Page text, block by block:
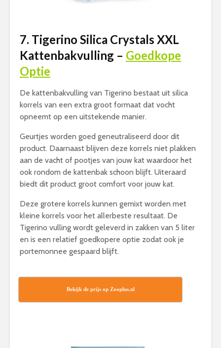
7. Tigerino Silica Crystals XXL
Kattenbakvulling – Goedkope
Optie
De kattenbakvulling van Tigerino bestaat uit silica
korrels van een extra groot formaat dat vocht
opneemt op een uitstekende manier.
Geurtjes worden goed geneutraliseerd door dit
product. Daarnaast blijven deze korrels niet plakken
aan de vacht of pootjes van jouw kat waardoor het
ook rondom de kattenbak schoon blijft. Uiteraard
biedt dit product groot comfort voor jouw kat.
Deze grotere korrels kunnen gemixt worden met
kleine korrels voor het allerbeste resultaat. De
Tigerino vulling wordt geleverd in zakken van 5 liter
en is een relatief goedkopere optie zodat ook je
portemonnee gespaard blijft.
Bekijk de prijs op Zooplus.nl